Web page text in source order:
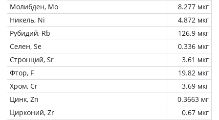
Молибден, Mo
8.277 мкг
Никель, Ni
4.872 мкг
Рубидий, Rb
126.9 мкг
Селен, Se
0.336 мкг
Стронций, Sr
3.61 мкг
Фтор, F
19.82 мкг
Хром, Cr
3.69 мкг
Цинк, Zn
0.3663 мг
Цирконий, Zr
0.67 мкг